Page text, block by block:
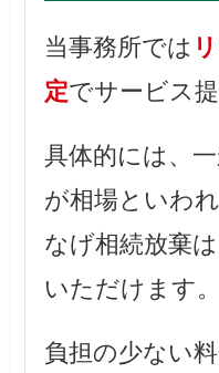
当事務所では
定でサービス
具体的には、
が相場といわ
なげ相続放棄
いただけます。
負担の少ない